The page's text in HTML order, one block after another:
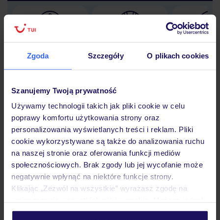
Zgoda Szczegóły O plikach cookies
Szanujemy Twoją prywatność
Używamy technologii takich jak pliki cookie w celu
poprawy komfortu użytkowania strony oraz
personalizowania wyświetlanych treści i reklam. Pliki
cookie wykorzystywane są także do analizowania ruchu
na naszej stronie oraz oferowania funkcji mediów
społecznościowych. Brak zgody lub jej wycofanie może
negatywnie wpłynąć na niektóre funkcje strony.
Klikając „Zezwól na wszystkie” wyrażasz zgodę na
personalizować swój wybór wchodząc w zakładkę
Hotel
Pokoje
Wyżywienie